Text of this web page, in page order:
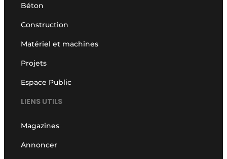
Béton
Construction
Matériel et machines
Projets
Espace Public
LIENS UTILS
Magazines
Annoncer